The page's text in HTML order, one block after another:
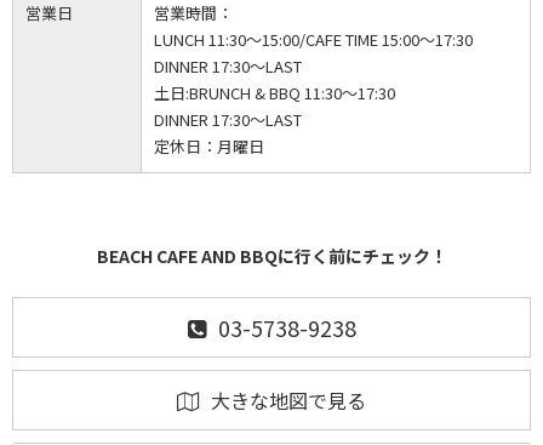
営業日
営業時間：
LUNCH 11:30～15:00/CAFE TIME 15:00～17:30
DINNER 17:30～LAST
土日:BRUNCH & BBQ 11:30～17:30
DINNER 17:30～LAST
定休日： 月曜日
BEACH CAFE AND BBQに行く前にチェック！
03-5738-9238
大きな地図で見る